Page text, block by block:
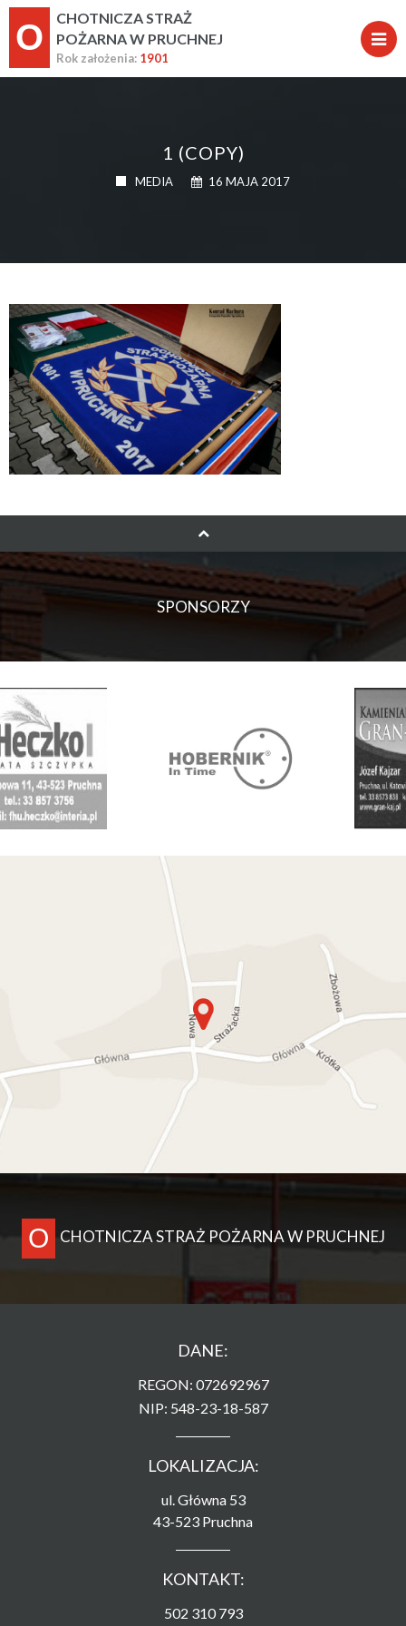
O
CHOTNICZA STRAŻ
POŻARNA W PRUCHNEJ
Rok założenia: 1901
1 (COPY)
MEDIA 16 MAJA 2017
SPONSORZY
O CHOTNICZA STRAŻ POŻARNA W PRUCHNEJ
DANE:
REGON: 072692967
NIP: 548-23-18-587
LOKALIZACJA:
ul. Główna 53
43-523 Pruchna
KONTAKT:
502 310 793